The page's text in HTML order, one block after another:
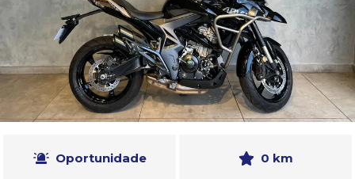
Oportunidade 0 km